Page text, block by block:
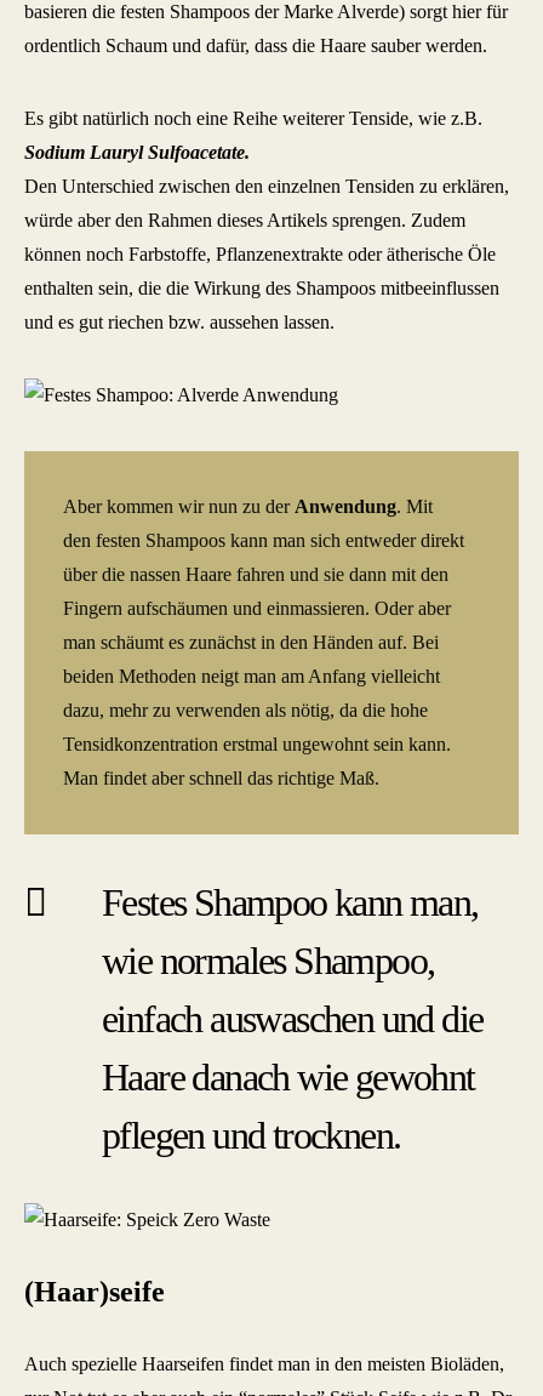
basieren die festen Shampoos der Marke Alverde) sorgt hier für
ordentlich Schaum und dafür, dass die Haare sauber werden.
Es gibt natürlich noch eine Reihe weiterer Tenside, wie z.B.
Sodium Lauryl Sulfoacetate.
Den Unterschied zwischen den einzelnen Tensiden zu erklären,
würde aber den Rahmen dieses Artikels sprengen. Zudem
können noch Farbstoffe, Pflanzenextrakte oder ätherische Öle
enthalten sein, die die Wirkung des Shampoos mitbeeinflussen
und es gut riechen bzw. aussehen lassen.
Aber kommen wir nun zu der Anwendung. Mit
den festen Shampoos kann man sich entweder direkt
über die nassen Haare fahren und sie dann mit den
Fingern aufschäumen und einmassieren. Oder aber
man schäumt es zunächst in den Händen auf. Bei
beiden Methoden neigt man am Anfang vielleicht
dazu, mehr zu verwenden als nötig, da die hohe
Tensidkonzentration erstmal ungewohnt sein kann.
Man findet aber schnell das richtige Maß.
Festes Shampoo kann man,
wie normales Shampoo,
einfach auswaschen und die
Haare danach wie gewohnt
pflegen und trocknen.
(Haar)seife
Auch spezielle Haarseifen findet man in den meisten Bioläden,